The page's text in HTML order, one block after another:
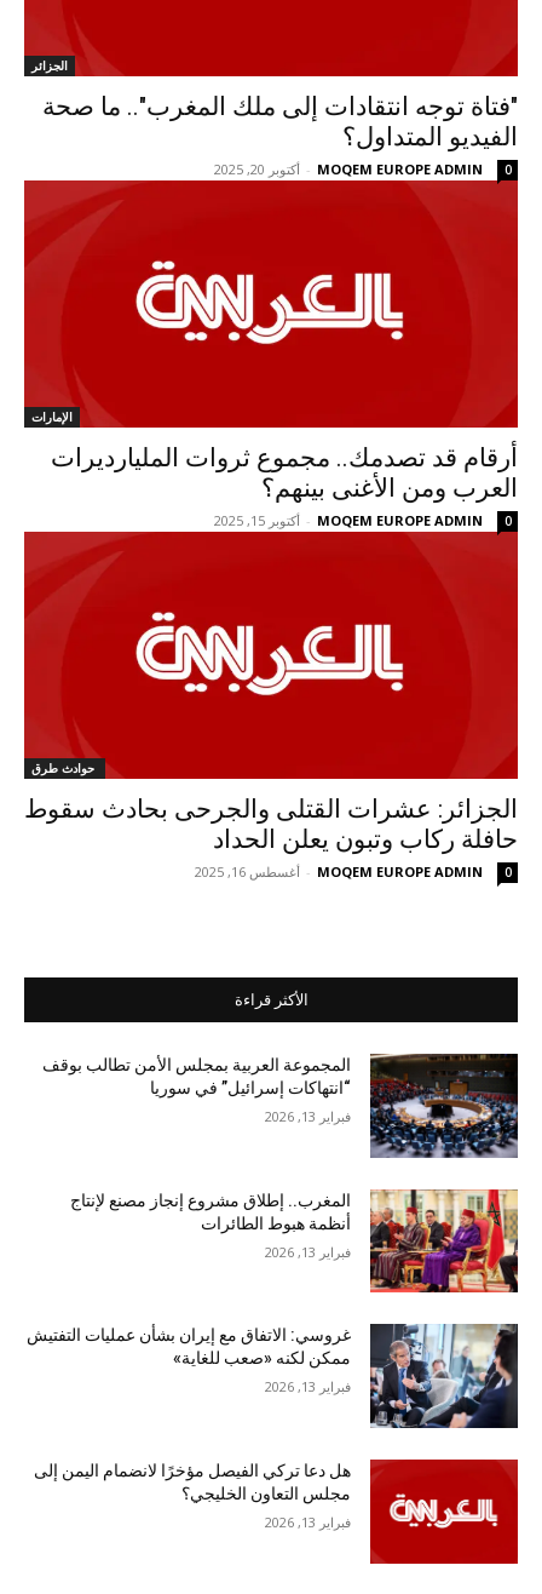
الجزائر
"فتاة توجه انتقادات إلى ملك المغرب".. ما صحة
الفيديو المتداول؟
MOQEM EUROPE ADMIN
- أكتوبر 20, 2025 0
الإمارات
أرقام قد تصدمك.. مجموع ثروات المليارديرات
العرب ومن الأغنى بينهم؟
MOQEM EUROPE ADMIN
- أكتوبر 15, 2025 0
حوادث طرق
الجزائر: عشرات القتلى والجرحى بحادث سقوط
حافلة ركاب وتبون يعلن الحداد
MOQEM EUROPE ADMIN
- أغسطس 16, 2025 0
الأكثر قراءة
المجموعة العربية بمجلس الأمن تطالب بوقف
“انتهاكات إسرائيل” في سوريا
فبراير 13, 2026
المغرب.. إطلاق مشروع إنجاز مصنع لإنتاج
أنظمة هبوط الطائرات
فبراير 13, 2026
غروسي: الاتفاق مع إيران بشأن عمليات التفتيش
ممكن لكنه «صعب للغاية»
فبراير 13, 2026
هل دعا تركي الفيصل مؤخرًا لانضمام اليمن إلى
مجلس التعاون الخليجي؟
فبراير 13, 2026